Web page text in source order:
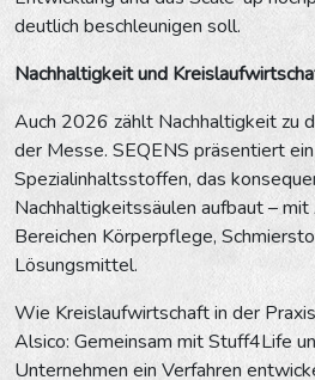
deutlich beschleunigen soll.
Nachhaltigkeit und
Auch 2026 zählt Nachhaltigkeit zu
der Messe. SEQENS präsentiert
Spezialinhaltsstoffen, das
Nachhaltigkeitssäulen aufbaut –
Bereichen Körperpflege,
Lösungsmittel.
Wie Kreislaufwirtschaft in der
Alsico: Gemeinsam mit Stuff4Life
Unternehmen ein Verfahren